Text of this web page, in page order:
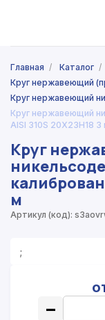
Главная / Каталог /
Круг нержавеющий
Круг нержавеющий
Круг нержавеющий
AISI 310S 20Х23Н18 3
Круг
м
Артикул (код):
;
−